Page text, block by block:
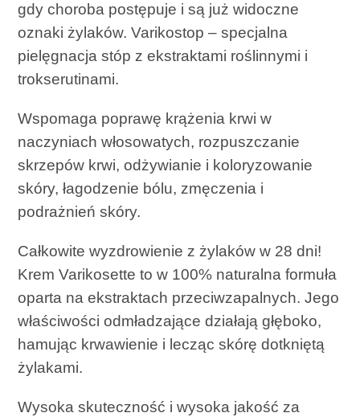
gdy choroba postępuje i są już widoczne
oznaki żylaków. Varikostop – specjalna
pielęgnacja stóp z ekstraktami roślinnymi i
trokserutinami.
Wspomaga poprawę krążenia krwi w
naczyniach włosowatych, rozpuszczanie
skrzepów krwi, odżywianie i koloryzowanie
skóry, łagodzenie bólu, zmęczenia i
podrażnień skóry.
Całkowite wyzdrowienie z żylaków w 28 dni!
Krem Varikosette to w 100% naturalna formuła
oparta na ekstraktach przeciwzapalnych. Jego
właściwości odmładzające działają głęboko,
hamując krwawienie i lecząc skórę dotkniętą
żylakami.
Wysoka skuteczność i wysoka jakość za